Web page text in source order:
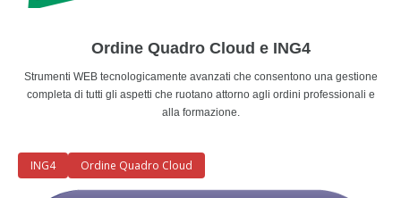
Ordine Quadro Cloud e ING4
Strumenti WEB tecnologicamente avanzati che consentono una gestione
completa di tutti gli aspetti che ruotano attorno agli ordini professionali e
alla formazione.
ING4 Ordine Quadro Cloud